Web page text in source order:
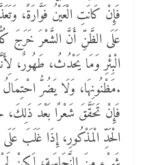
فَإِنْ كَانَتِ الْعَيْنُ فَوَّارَةً،
عَلَى الظَّنِّ أَنَّ الشَّعْرَ خَرَجَ
الْبِئْرِ وَمَا يَحْدُثُ، طَهُورٌ،
مَظْنُونِهَا، وَلَا يَضُرُّ احْتِمَالُ بَقَاءِ الشَّعْرِ.
فَإِنْ تَحَقَّقَ شَعْرًا بَعْدَ ذَلِكَ،
الْحَدِّ الْمَذْكُورِ، إِذَا غَلَبَ